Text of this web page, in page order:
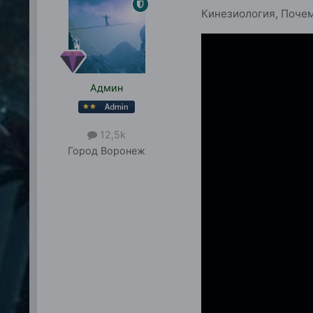
Админ
12,5k
Город Воронеж
Кинезиология,